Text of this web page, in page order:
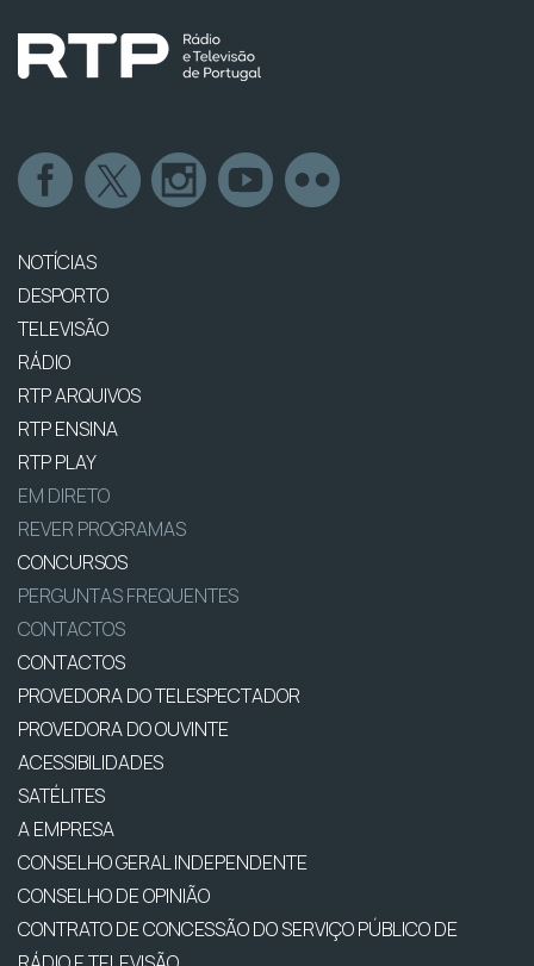
NOTÍCIAS
DESPORTO
TELEVISÃO
RÁDIO
RTP ARQUIVOS
RTP ENSINA
RTP PLAY
EM DIRETO
REVER PROGRAMAS
CONCURSOS
PERGUNTAS FREQUENTES
CONTACTOS
CONTACTOS
PROVEDORA DO TELESPECTADOR
PROVEDORA DO OUVINTE
ACESSIBILIDADES
SATÉLITES
A EMPRESA
CONSELHO GERAL INDEPENDENTE
CONSELHO DE OPINIÃO
CONTRATO DE CONCESSÃO DO SERVIÇO PÚBLICO DE